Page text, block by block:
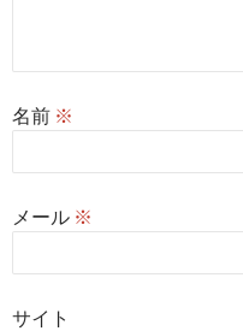
名前 ※
メール ※
サイト